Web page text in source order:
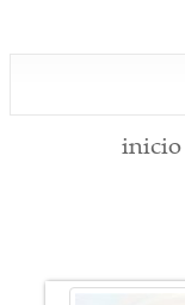
inicio